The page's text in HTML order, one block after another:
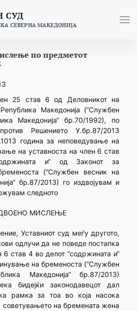
СУД
СЕВЕРНА МАКЕДОНИЈА
по предметот
25 став 6 од Деловникот на
Македонија (“Службен
Македонија“ бр.70/1992), по
Решението У.бр.87/2013
година за неповедување на
на уставноста на член 6 став
и“ од Законот за
(“Службен весник на
бр.87/2013) го издвојувам и
следното
МИСЛЕЊЕ
Уставниот суд меѓу другото,
одлучи да не поведе постапка
6 став 4 во делот “содржината и“
на бременоста (“Службен
Македонија“ бр.87/2013)
бидејќи законодавецот дал
рамка за тоа во која насока
советувањето на бремената жена